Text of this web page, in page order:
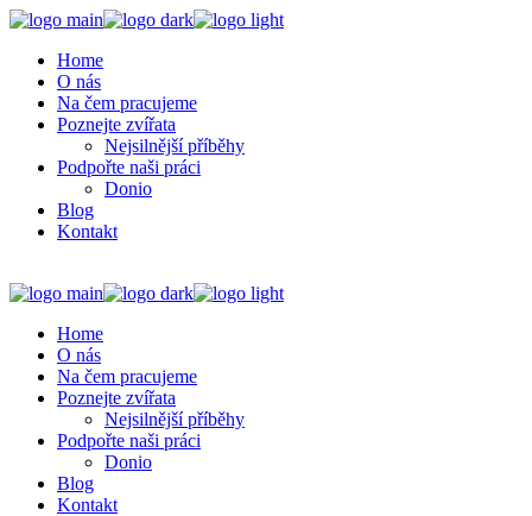
Home
O nás
Na čem pracujeme
Poznejte zvířata
Nejsilnější příběhy
Podpořte naši práci
Donio
Blog
Kontakt
Home
O nás
Na čem pracujeme
Poznejte zvířata
Nejsilnější příběhy
Podpořte naši práci
Donio
Blog
Kontakt